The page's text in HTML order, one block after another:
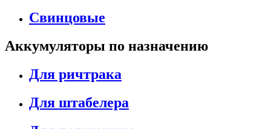
Свинцовые
Аккумуляторы по назначению
Для ричтрака
Для штабелера